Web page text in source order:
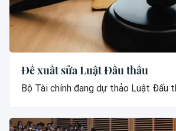
Đề xuất sửa Luật Đấu thầu
Bộ Tài chính đang dự thảo Luật Đấu